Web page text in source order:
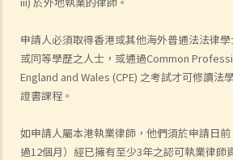
申請人必須取得香港或其他海外普通法法律
或同等學歷之人士，或通過Common
England and Wales (CPE) 之考試才可修讀法
證書課程。
如申請人屬本港執業律師，他們須於申請日
過12個月）經已擁有至少3年之認可執業律師